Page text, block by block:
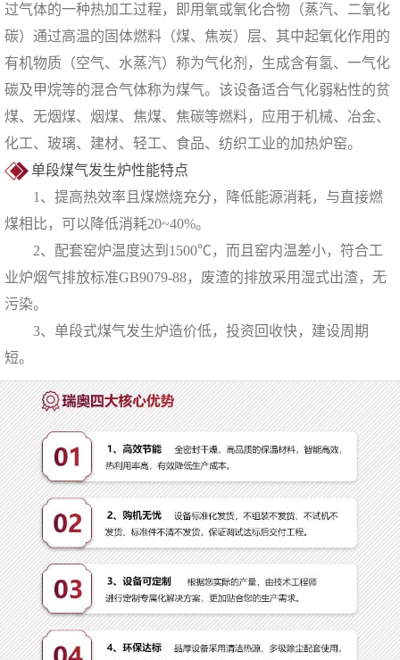
过气体的一种热加工过程，即用氧或氧化合物（蒸汽、二氧化
碳）通过高温的固体燃料（煤、焦炭）层、其中起氧化作用的
有机物质（空气、水蒸汽）称为气化剂，生成含有氢、一气化
碳及甲烷等的混合气体称为煤气。该设备适合气化弱粘性的贫
煤、无烟煤、烟煤、焦煤、焦碳等燃料，应用于机械、冶金、
化工、玻璃、建材、轻工、食品、纺织工业的加热炉窑。
单段煤气发生炉性能特点
1、提高热效率且煤燃烧充分，降低能源消耗，与直接燃
煤相比，可以降低消耗20~40%。
2、配套窑炉温度达到1500℃，而且窑内温差小，符合工
业炉烟气排放标准GB9079-88，废渣的排放采用湿式出渣，无
污染。
3、单段式煤气发生炉造价低，投资回收快，建设周期
短。